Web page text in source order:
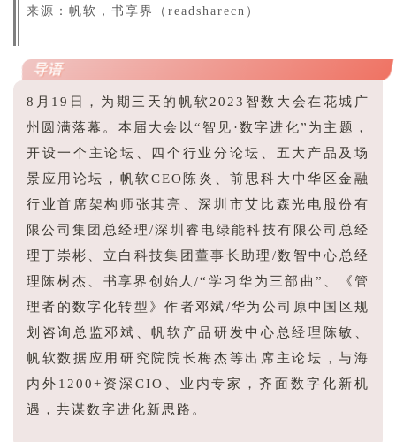
来源：帆软，书享界（readsharecn）
导语
8月19日，为期三天的帆软2023智数大会在花城广
州圆满落幕。本届大会以“智见·数字进化”为主题，
开设一个主论坛、四个行业分论坛、五大产品及场
景应用论坛，帆软CEO陈炎、前思科大中华区金融
行业首席架构师张其亮、深圳市艾比森光电股份有
限公司集团总经理/深圳睿电绿能科技有限公司总经
理丁崇彬、立白科技集团董事长助理/数智中心总经
理陈树杰、书享界创始人/“学习华为三部曲”、《管
理者的数字化转型》作者邓斌/华为公司原中国区规
划咨询总监邓斌、帆软产品研发中心总经理陈敏、
帆软数据应用研究院院长梅杰等出席主论坛，与海
内外1200+资深CIO、业内专家，齐面数字化新机
遇，共谋数字进化新思路。